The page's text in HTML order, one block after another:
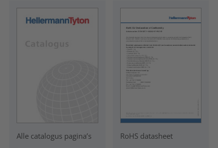
Alle catalogus pagina’s RoHS datasheet